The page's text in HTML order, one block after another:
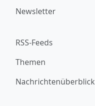
Newsletter
RSS-Feeds
Themen
Nachrichtenüberblick